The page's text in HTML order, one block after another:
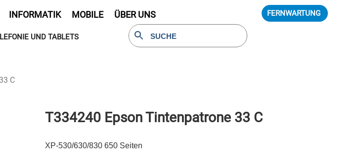
INFORMATIK MOBILE ÜBER UNS FERNWARTUNG
UND TABLETS
C
T334240 Epson Tintenpatrone 33 C
XP-530/630/830 650 Seiten